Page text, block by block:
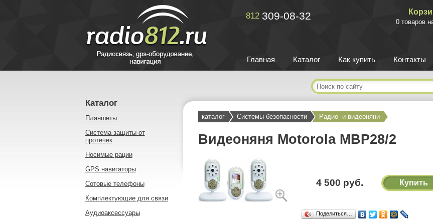
812 309-08-32 0 товаров
Главная Каталог Как купить Контакты
Каталог
Планшеты
Система защиты от
протечек
Носимые рации
GPS навигаторы
Сотовые телефоны
Комплектующие для связи
Аудиоаксессуары
каталог Системы безопасности Радио- и видеоняни
Видеоняня Motorola MBP28/2
4 500 руб. Купить
Поделиться…